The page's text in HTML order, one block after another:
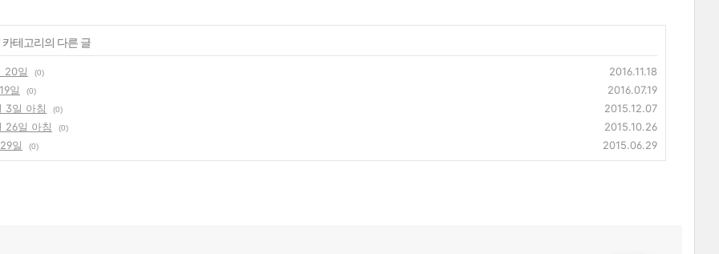
' 카테고리의 다른 글
20일 (0)
2016.11.18
일
(0)
2016.07.19
3일 아침
(0)
2015.12.07
26일 아침
(0)
2015.10.26
일
(0) 2015.06.29